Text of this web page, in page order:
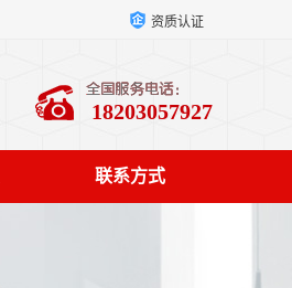
资质认证
18203057927
联系方式